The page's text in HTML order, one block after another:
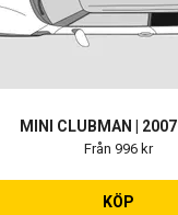
MINI CLUBMAN |
Från 996 kr
KÖP